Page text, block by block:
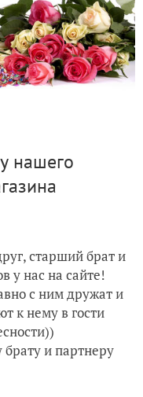
нашего
старший брат и
у нас на сайте!
с ним дружат и
к нему в гости
и партнеру